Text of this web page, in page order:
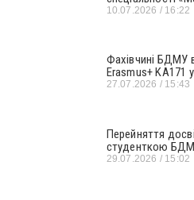
10.07.2026 16:22
Фахівчині БДМУ
Erasmus+ KA171
27.07.2026 15:43
Перейняття
студенткою
29.07.2026 15:02